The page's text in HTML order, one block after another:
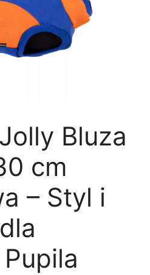
Bluza
cm
– Styl i